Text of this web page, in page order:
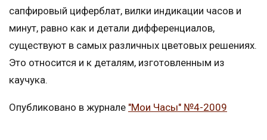
сапфировый циферблат, вилки индикации часов и
минут, равно как и детали дифференциалов,
существуют в самых различных цветовых решениях.
Это относится и к деталям, изготовленным из
каучука.
Опубликовано в журнале "Мои Часы" №4-2009